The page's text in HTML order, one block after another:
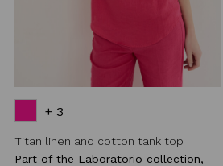
+ 3
Titan linen and cotton tank top
Part of the Laboratorio collection,